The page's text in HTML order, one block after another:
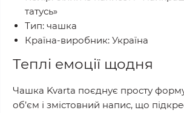
татусь»
Тип: чашка
Країна-виробник: Україна
Теплі емоції щодня
Чашка Kvarta поєднує просту
об’єм і змістовний напис, що